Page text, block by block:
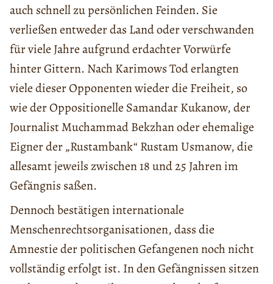
auch schnell zu persönlichen Feinden. Sie
verließen entweder das Land oder verschwanden
für viele Jahre aufgrund erdachter Vorwürfe
hinter Gittern. Nach Karimows Tod erlangten
viele dieser Opponenten wieder die Freiheit, so
wie der Oppositionelle Samandar Kukanow, der
Journalist Muchammad Bekzhan oder ehemalige
Eigner der „Rustambank“ Rustam Usmanow, die
allesamt jeweils zwischen 18 und 25 Jahren im
Gefängnis saßen.
Dennoch bestätigen internationale
Menschenrechtsorganisationen, dass die
Amnestie der politischen Gefangenen noch nicht
vollständig erfolgt ist. In den Gefängnissen sitzen